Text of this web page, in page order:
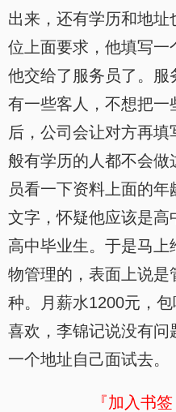
出来，还有学历和地
位上面要求，他填写一
他交给了服务员了。服
有一些客人，不想把
后，公司会让对方再
般有学历的人都不会
员看一下资料上面的
文字，怀疑他应该是高
高中毕业生。于是马
物管理的，表面上说是
种。月薪水1200元，
喜欢，李锦记说没有
一个地址自己面试去。
『加入书